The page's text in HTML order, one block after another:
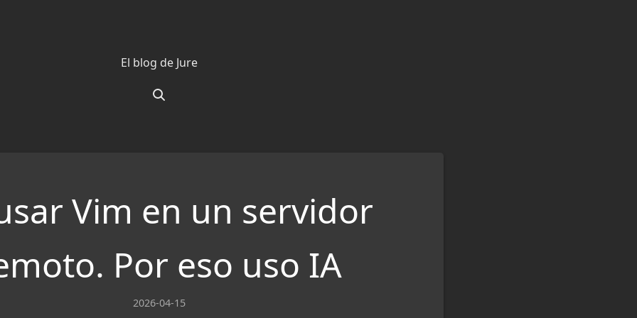
El blog de Jure
Vim en un servidor
Por eso uso IA
2026-04-15